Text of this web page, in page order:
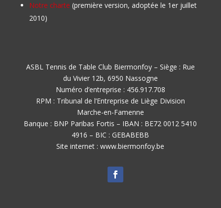
Notre charte (première version, adoptée le 1er juillet
2010)
ASBL Tennis de Table Club Biermonfoy – Siège : Rue
du Vivier 12b, 6950 Nassogne
Numéro d’entreprise : 456.917.708
RPM : Tribunal de l’Entreprise de Liège Division
Marche-en-Famenne
Banque : BNP Paribas Fortis – IBAN : BE72 0012 5410
4916 – BIC : GEBABEBB
Site internet : www.biermonfoy.be